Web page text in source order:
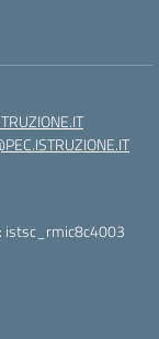
istsc_rmic8c4003